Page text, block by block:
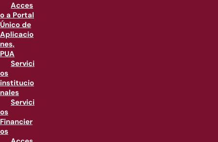
Acces
o a Portal
Único de
Aplicacio
nes,
PUA
Servici
os
institucio
nales
Servici
os
Financier
os